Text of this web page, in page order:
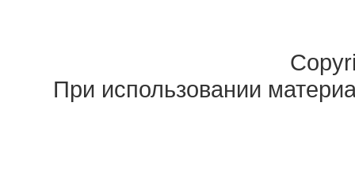
При использовании